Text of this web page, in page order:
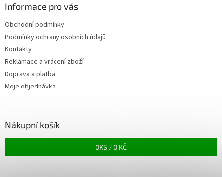
Informace pro vás
Obchodní podmínky
Podmínky ochrany osobních údajů
Kontakty
Reklamace a vrácení zboží
Doprava a platba
Moje objednávka
Nákupní košík
0KS / 0 KČ